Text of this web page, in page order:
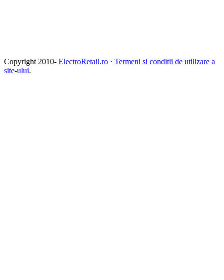
Copyright 2010- ElectroRetail.ro · Termeni si conditii de utilizare a
site-ului.